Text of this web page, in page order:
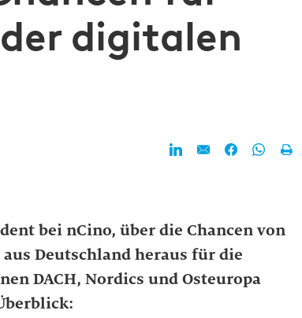
digitalen
bei nCino, über die Chancen von
Deutschland heraus für die
DACH, Nordics und Osteuropa